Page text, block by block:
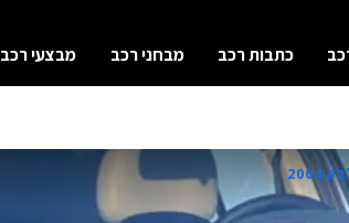
כתבות רכב מבחני רכב מבצעי רכב